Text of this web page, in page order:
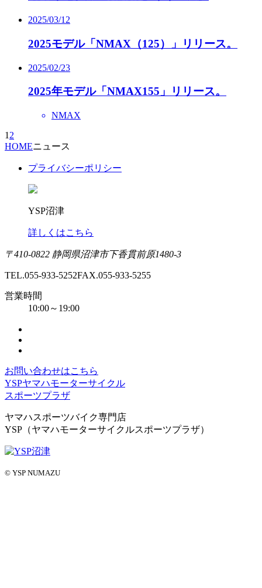
2025/03/12
2025モデル「NMAX（125）」リリース。
2025/02/23
2025年モデル「NMAX155」リリース。
NMAX
1 2
HOMEニュース
プライバシーポリシー
YSP沼津
詳しくはこちら
〒410-0822 静岡県沼津市下香貫前原1480-3
TEL.055-933-5252FAX.055-933-5255
営業時間
10:00～19:00
お問い合わせはこちら
YSPヤマハモーターサイクル
スポーツプラザ
ヤマハスポーツバイク専門店
YSP（ヤマハモーターサイクルスポーツプラザ）
© YSP NUMAZU